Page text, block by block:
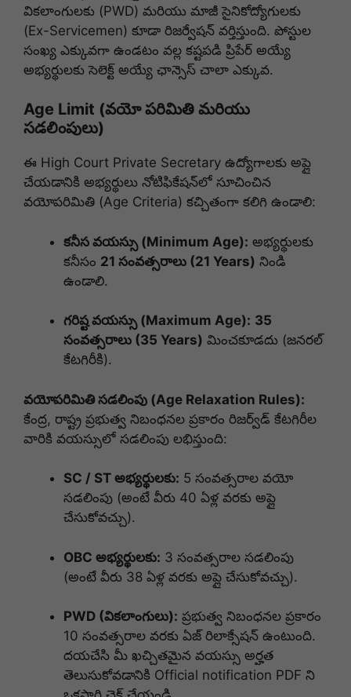
వికలాంగులకు (PWD) మరియు మాజీ సైనికోద్యోగులకు
(Ex-Servicemen) కూడా రిజర్వేషన్ వర్తిస్తుంది. పోస్టుల
సంఖ్య ఎక్కువగా ఉండటం వల్ల కష్టపడి ప్రిపేర్ అయ్యే
అభ్యర్థులకు సెలెక్ట్ అయ్యే ఛాన్సెస్ చాలా ఎక్కువ.
Age Limit (వయో పరిమితి మరియు
సడలింపులు)
ఈ High Court Private Secretary ఉద్యోగాలకు అప్లై
చేయడానికి అభ్యర్థులు నోటిఫికేషన్‌లో సూచించిన
వయోపరిమితి (Age Criteria) కచ్చితంగా కలిగి ఉండాలి:
కనీస వయస్సు (Minimum Age): అభ్యర్థులకు
కనీసం 21 సంవత్సరాలు (21 Years) నిండి
ఉండాలి.
గరిష్ట వయస్సు (Maximum Age): 35
సంవత్సరాలు (35 Years) మించకూడదు (జనరల్
కేటగిరీకి).
వయోపరిమితి సడలింపు (Age Relaxation Rules):
కేంద్ర, రాష్ట్ర ప్రభుత్వ నిబంధనల ప్రకారం రిజర్వ్‌డ్ కేటగిరీల
వారికి వయస్సులో సడలింపు లభిస్తుంది:
SC / ST అభ్యర్థులకు: 5 సంవత్సరాల వయో
సడలింపు (అంటే వీరు 40 ఏళ్ల వరకు అప్లై
చేసుకోవచ్చు).
OBC అభ్యర్థులకు: 3 సంవత్సరాల సడలింపు
(అంటే వీరు 38 ఏళ్ల వరకు అప్లై చేసుకోవచ్చు).
PWD (వికలాంగులు): ప్రభుత్వ నిబంధనల ప్రకారం
10 సంవత్సరాల వరకు ఏజ్ రిలాక్సేషన్ ఉంటుంది.
దయచేసి మీ ఖచ్చితమైన వయస్సు అర్హత
తెలుసుకోవడానికి Official notification PDF ని